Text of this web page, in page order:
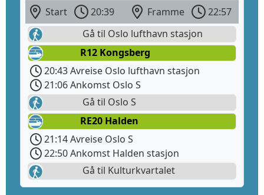
Start 20:39 Framme
22:57
Gå til Oslo lufthavn stasjon
R12 Kongsberg
20:43 Avreise Oslo lufthavn stasjon
21:06 Ankomst Oslo S
Gå til Oslo S
RE20 Halden
21:14 Avreise Oslo S
22:50 Ankomst Halden stasjon
Gå til Kulturkvartalet